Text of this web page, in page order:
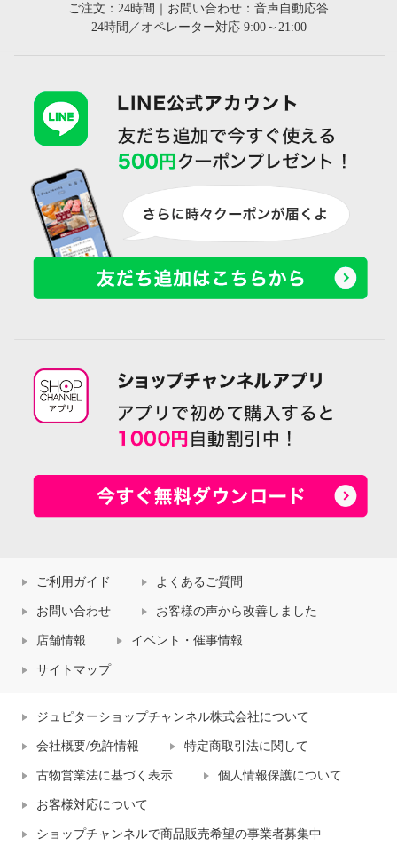
ご注文：24時間｜お問い合わせ：音声自動応答
24時間／オペレーター対応 9:00～21:00
ご利用ガイド よくあるご質問
お問い合わせ お客様の声から改善しました
店舗情報 イベント・催事情報
サイトマップ
ジュピターショップチャンネル株式会社について
会社概要/免許情報 特定商取引法に関して
古物営業法に基づく表示 個人情報保護について
お客様対応について
ショップチャンネルで商品販売希望の事業者募集中